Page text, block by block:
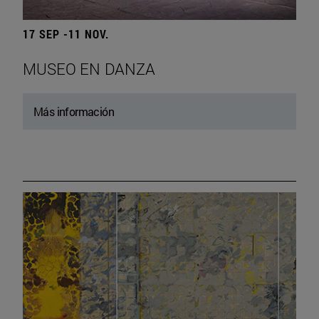
17 SEP -11 NOV.
MUSEO EN DANZA
Más información